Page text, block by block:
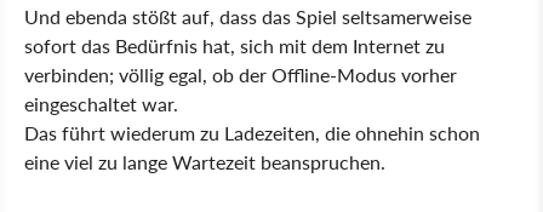
Und ebenda stößt auf, dass das Spiel seltsamerweise
sofort das Bedürfnis hat, sich mit dem Internet zu
verbinden; völlig egal, ob der Offline-Modus vorher
eingeschaltet war.
Das führt wiederum zu Ladezeiten, die ohnehin schon
eine viel zu lange Wartezeit beanspruchen.